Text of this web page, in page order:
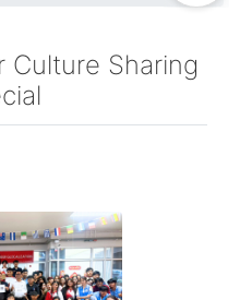
Culture Sharing